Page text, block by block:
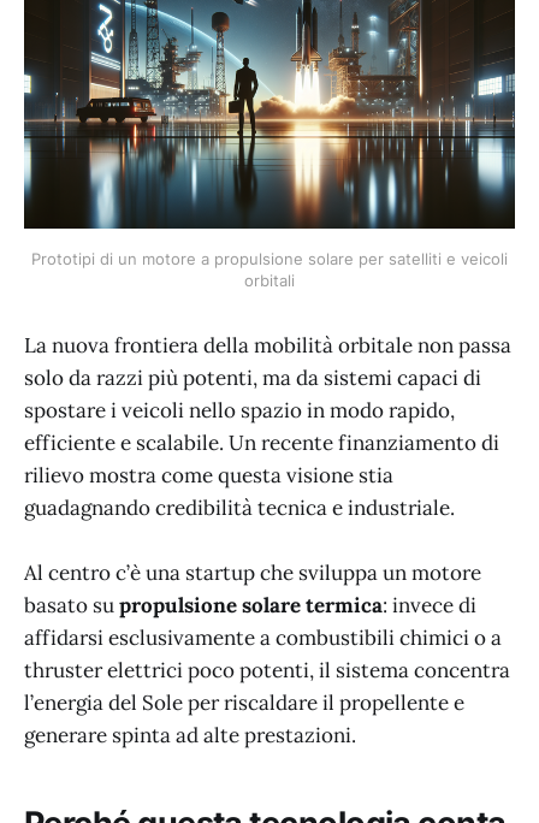
Prototipi di un motore a propulsione solare per satelliti e veicoli
orbitali
La nuova frontiera della mobilità orbitale non passa
solo da razzi più potenti, ma da sistemi capaci di
spostare i veicoli nello spazio in modo rapido,
efficiente e scalabile. Un recente finanziamento di
rilievo mostra come questa visione stia
guadagnando credibilità tecnica e industriale.
Al centro c’è una startup che sviluppa un motore
basato supropulsione solare termica: invece di
affidarsi esclusivamente a combustibili chimici o a
thruster elettrici poco potenti, il sistema concentra
l’energia del Sole per riscaldare il propellente e
generare spinta ad alte prestazioni.